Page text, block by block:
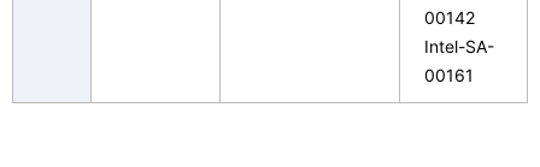
00142
Intel-SA-
00161